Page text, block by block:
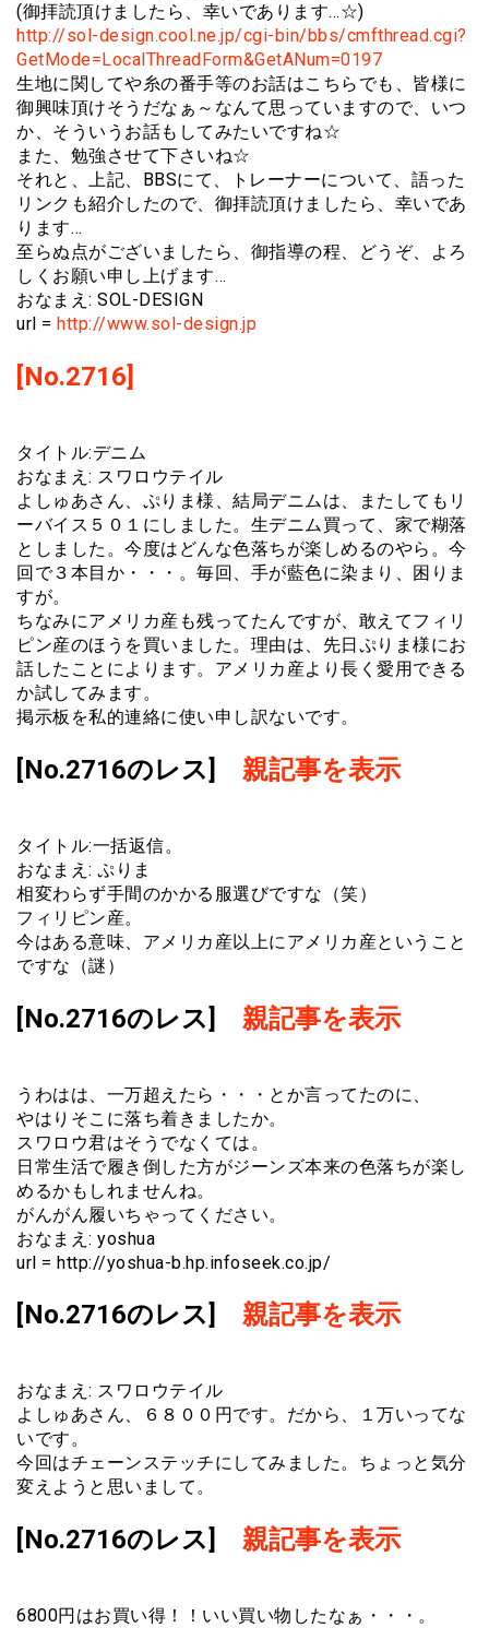
(御拝読頂けましたら、幸いであります…☆)
http://sol-design.cool.ne.jp/cgi-bin/bbs/cmfthread.cgi?
GetMode=LocalThreadForm&GetANum=0197
生地に関してや糸の番手等のお話はこちらでも、皆様に
御興味頂けそうだなぁ～なんて思っていますので、いつ
か、そういうお話もしてみたいですね☆
また、勉強させて下さいね☆
それと、上記、BBSにて、トレーナーについて、語った
リンクも紹介したので、御拝読頂けましたら、幸いであ
ります…
至らぬ点がございましたら、御指導の程、どうぞ、よろ
しくお願い申し上げます…
おなまえ: SOL-DESIGN
url = http://www.sol-design.jp
[No.2716]
タイトル:デニム
おなまえ: スワロウテイル
よしゅあさん、ぷりま様、結局デニムは、またしてもリ
ーバイス５０１にしました。生デニム買って、家で糊落
としました。今度はどんな色落ちが楽しめるのやら。今
回で３本目か・・・。毎回、手が藍色に染まり、困りま
すが。
ちなみにアメリカ産も残ってたんですが、敢えてフィリ
ピン産のほうを買いました。理由は、先日ぷりま様にお
話したことによります。アメリカ産より長く愛用できる
か試してみます。
掲示板を私的連絡に使い申し訳ないです。
[No.2716のレス] 親記事を表示
タイトル:一括返信。
おなまえ: ぷりま
相変わらず手間のかかる服選びですな（笑）
フィリピン産。
今はある意味、アメリカ産以上にアメリカ産ということ
ですな（謎）
[No.2716のレス] 親記事を表示
うわはは、一万超えたら・・・とか言ってたのに、
やはりそこに落ち着きましたか。
スワロウ君はそうでなくては。
日常生活で履き倒した方がジーンズ本来の色落ちが楽し
めるかもしれませんね。
がんがん履いちゃってください。
おなまえ: yoshua
url = http://yoshua-b.hp.infoseek.co.jp/
[No.2716のレス] 親記事を表示
おなまえ: スワロウテイル
よしゅあさん、６８００円です。だから、１万いってな
いです。
今回はチェーンステッチにしてみました。ちょっと気分
変えようと思いまして。
[No.2716のレス] 親記事を表示
6800円はお買い得！！いい買い物したなぁ・・・。